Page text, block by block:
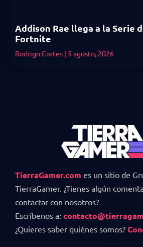
Addison Rae llega a la Serie
Fortnite
Rodrigo Cortes 5 agosto, 2026
TierraGamer.com es un sitio de
TierraGamer. ¿Tienes algún
contactar con nosotros?
Escríbenos a:
¿Quieres saber quiénes somos?